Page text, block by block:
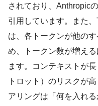
されており、Anthropic
引用しています。また
は、各トークンが他の
め、トークン数が増え
ます。コンテキストが
トロット）のリスクが
アリングは「何を入れ